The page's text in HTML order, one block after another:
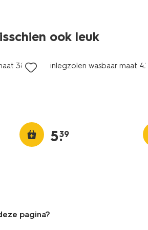
ook leuk
38-39 inlegzolen wasbaar maat
5.
39
pagina?